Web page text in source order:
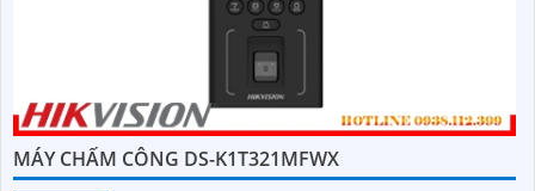
MÁY CHẤM CÔNG DS-K1T321MFWX